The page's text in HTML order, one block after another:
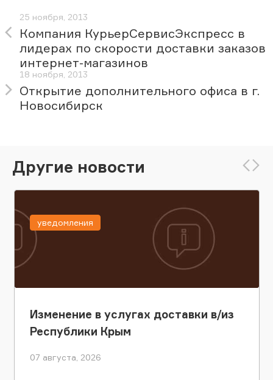
25 ноября, 2013
Компания КурьерСервисЭкспресс в
лидерах по скорости доставки заказов
интернет-магазинов
18 ноября, 2013
Открытие дополнительного офиса в г.
Новосибирск
Другие новости
Изменение в услугах доставки в/из
Республики Крым
07 августа, 2026
уведомления